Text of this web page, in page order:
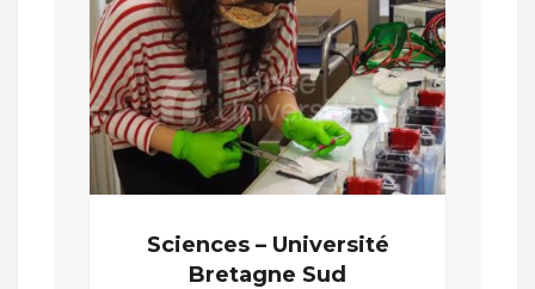
Sciences – Université
Bretagne Sud